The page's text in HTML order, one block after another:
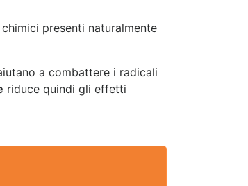
presenti naturalmente
a combattere i radicali
riduce quindi gli effetti